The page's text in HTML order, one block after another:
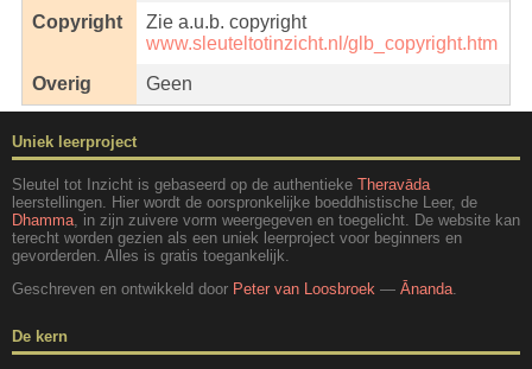
Copyright
Zie a.u.b. copyright
www.sleuteltotinzicht.nl/glb_copyright.htm
Overig
Geen
Uniek leerproject
Sleutel tot Inzicht is gebaseerd op de authentieke Theravāda
leerstellingen. Hier wordt de oorspronkelijke boeddhistische Leer, de
Dhamma , in zijn zuivere vorm weergegeven en toegelicht. De website kan
terecht worden gezien als een uniek leerproject voor beginners en
gevorderden. Alles is gratis toegankelijk.
Geschreven en ontwikkeld door Peter van Loosbroek — Ānanda
De kern